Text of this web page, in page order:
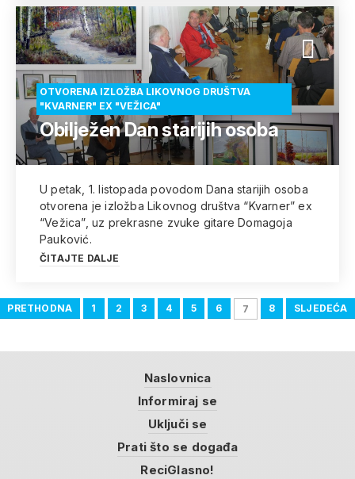
OTVORENA IZLOŽBA LIKOVNOG DRUŠTVA
"KVARNER" EX "VEŽICA"
Obilježen Dan starijih osoba
U petak, 1. listopada povodom Dana starijih osoba
otvorena je izložba Likovnog društva “Kvarner” ex
“Vežica”, uz prekrasne zvuke gitare Domagoja
Pauković.
ČITAJTE DALJE
PRETHODNA 1 2 3 4 5 6 7 8 SLJEDEĆA
Naslovnica
Informiraj se
Uključi se
Prati što se događa
ReciGlasno!